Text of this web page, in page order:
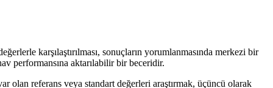
karşılaştırılması, sonuçların yorumlanmasında merkezi bir
performansına aktarılabilir bir beceridir.
olan referans veya standart değerleri araştırmak, üçüncü olarak